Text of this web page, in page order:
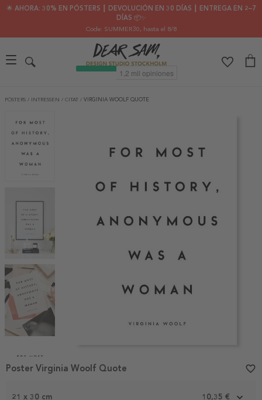
🌟 AHORA: 30% EN PÓSTERS ┃ DEVOLUCIÓN EN 30 DÍAS ┃ ENTREGA EN 2–7
DÍAS 📦✨
Code: SUMMER30, hasta el 8/8
PÓSTERS / INTRESSEN / CITAT / VIRGINIA WOOLF QUOTE
1
21 x 30 cm 10,35 €
Poster Virginia Woolf Quote favorite_border